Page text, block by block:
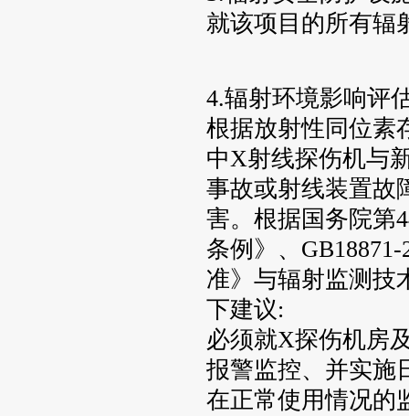
就该项目的所有辐
4.辐射环境影响评
根据放射性同位素
中X射线探伤机与
事故或射线装置故
害。根据国务院第
条例》、
准》与辐射监测技
下建议:
必须就X探伤机房
报警监控、并实施
在正常使用情况的